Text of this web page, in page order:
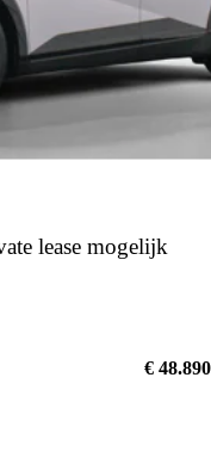
lease mogelijk
€ 48.890